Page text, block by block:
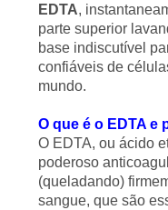
PRIVACY
POLICY
EDTA,
parte superior
base indiscutível
confiáveis de
mundo.
O que é o EDTA e
O EDTA, ou ácido
poderoso
(queladando)
sangue, que são